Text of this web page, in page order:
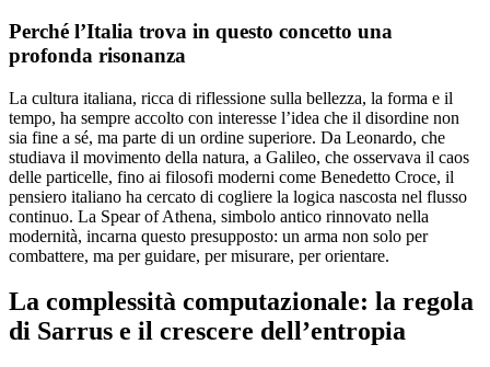
Perché l’Italia trova in questo concetto una
profonda risonanza
La cultura italiana, ricca di riflessione sulla bellezza, la forma e il
tempo, ha sempre accolto con interesse l’idea che il disordine non
sia fine a sé, ma parte di un ordine superiore. Da Leonardo, che
studiava il movimento della natura, a Galileo, che osservava il caos
delle particelle, fino ai filosofi moderni come Benedetto Croce, il
pensiero italiano ha cercato di cogliere la logica nascosta nel flusso
continuo. La Spear of Athena, simbolo antico rinnovato nella
modernità, incarna questo presupposto: un arma non solo per
combattere, ma per guidare, per misurare, per orientare.
La complessità computazionale: la regola
di Sarrus e il crescere dell’entropia